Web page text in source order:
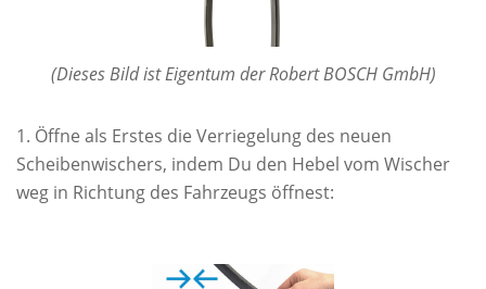
(Dieses Bild ist Eigentum der Robert BOSCH GmbH)
Öffne als Erstes die Verriegelung des neuen
Scheibenwischers, indem Du den Hebel vom Wischer
weg in Richtung des Fahrzeugs öffnest: